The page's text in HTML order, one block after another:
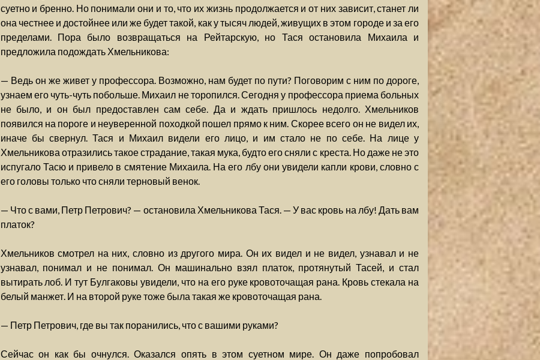
суетно и бренно. Но понимали они и то, что их жизнь продолжается и от них зависит, станет ли
она честнее и достойнее или же будет такой, как у тысяч людей, живущих в этом городе и за его
пределами. Пора было возвращаться на Рейтарскую, но Тася остановила Михаила и
предложила подождать Хмельникова:
— Ведь он же живет у профессора. Возможно, нам будет по пути? Поговорим с ним по дороге,
узнаем его чуть-чуть побольше. Михаил не торопился. Сегодня у профессора приема больных
не было, и он был предоставлен сам себе. Да и ждать пришлось недолго. Хмельников
появился на пороге и неуверенной походкой пошел прямо к ним. Скорее всего он не видел их,
иначе бы свернул. Тася и Михаил видели его лицо, и им стало не по себе. На лице у
Хмельникова отразились такое страдание, такая мука, будто его сняли с креста. Но даже не это
испугало Тасю и привело в смятение Михаила. На его лбу они увидели капли крови, словно с
его головы только что сняли терновый венок.
— Что с вами, Петр Петрович? — остановила Хмельникова Тася. — У вас кровь на лбу! Дать вам
платок?
Хмельников смотрел на них, словно из другого мира. Он их видел и не видел, узнавал и не
узнавал, понимал и не понимал. Он машинально взял платок, протянутый Тасей, и стал
вытирать лоб. И тут Булгаковы увидели, что на его руке кровоточащая рана. Кровь стекала на
белый манжет. И на второй руке тоже была такая же кровоточащая рана.
— Петр Петрович, где вы так поранились, что с вашими руками?
Сейчас он как бы очнулся. Оказался опять в этом суетном мире. Он даже попробовал